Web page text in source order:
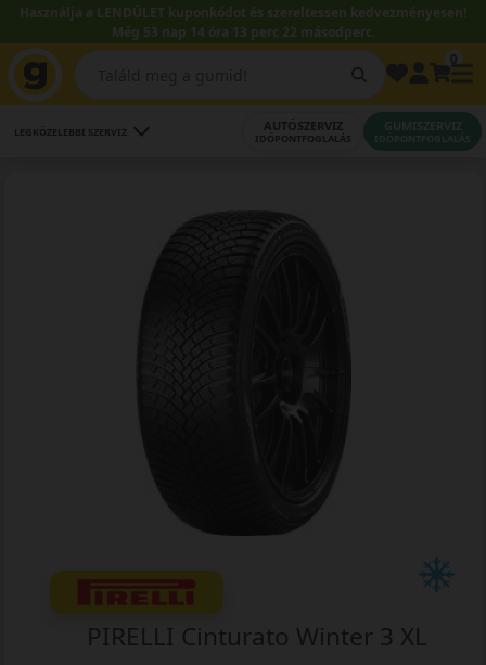
Használja a LENDÜLET kuponkódot és szereltessen kedvezményesen!
Még 53 nap 14 óra 13 perc 20 másodperc.
LEGKÖZELEBBI SZERVIZ AUTÓSZERVIZ
IDŐPONTFOGLALÁS
GUMISZERVIZ
IDŐPONTFOGLALÁS
PIRELLI Cinturato Winter 3 XL